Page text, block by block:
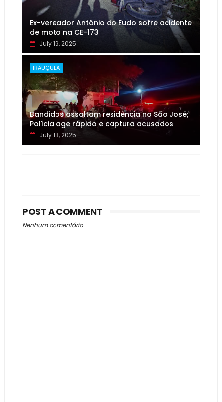
Ex-vereador Antônio do Eudo sofre acidente
de moto na CE-173
July 19, 2025
IRAUÇUBA
Bandidos assaltam residência no São José;
Polícia age rápido e captura acusados
July 18, 2025
POST A COMMENT
Nenhum comentário